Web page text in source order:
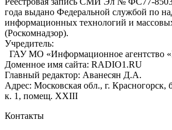
года выдано Федеральной службой по
информационных технологий и
(Роскомнадзор).
Учредитель:
ГАУ МО «Информационное агентство
Доменное имя сайта: RADIO1.RU
Главный редактор: Аванесян Д.А.
Адрес: Московская обл., г. Красногорск,
к. 1, помещ. XXIII
Контакты